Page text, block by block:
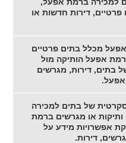
למכירה ברמת אפעל,
דירות חדשות או
מכלל בתים פרטיים
אפעל הותיקה מול
בתים, דירות, מגרשים
של בתים למכירה
או מגרשים ברמת
אפשרויות מידע על
דירות.